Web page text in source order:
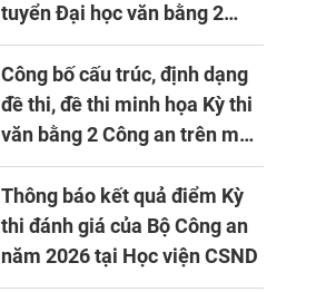
tuyển Đại học văn bằng 2
tuyển mới, mở tại Học viện
CSND năm học 2026 - 2027
Công bố cấu trúc, định dạng
đề thi, đề thi minh họa Kỳ thi
văn bằng 2 Công an trên máy
tính
Thông báo kết quả điểm Kỳ
thi đánh giá của Bộ Công an
năm 2026 tại Học viện CSND